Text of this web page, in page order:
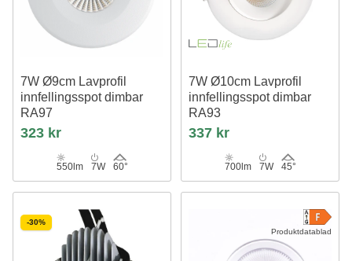
7W Ø9cm Lavprofil
innfellingsspot dimbar
RA97
Hull: Ø6,8 cm, Mål: Ø9 cm
323 kr
550lm 7W 60°
7W Ø10cm Lavprofil
innfellingsspot dimbar
RA93
Hull: Ø8,3 cm, Mål: Ø10 cm, CCT
337 kr
700lm 7W 45°
-30%
Produktdatablad